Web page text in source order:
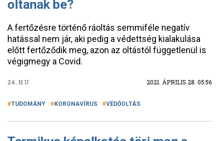
oltanak be?
A fertőzésre történő ráoltás semmiféle negatív
hatással nem jár, aki pedig a védettség kialakulása
előtt fertőződik meg, azon az oltástól függetlenül is
végigmegy a Covid.
24.HU 2021. ÁPRILIS 28. 05:56
TUDOMÁNY KORONAVÍRUS VÉDŐOLTÁS